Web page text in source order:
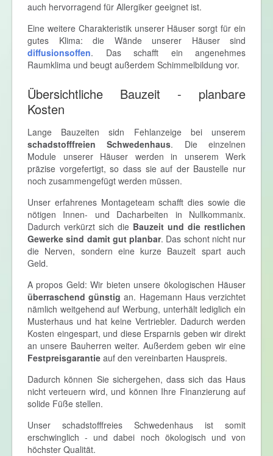
auch hervorragend für Allergiker geeignet ist.
Eine weitere Charakteristik unserer Häuser sorgt für ein
gutes Klima: die Wände unserer Häuser sind
diffusionsoffen. Das schafft ein angenehmes
Raumklima und beugt außerdem Schimmelbildung vor.
Übersichtliche Bauzeit - planbare
Kosten
Lange Bauzeiten sidn Fehlanzeige bei unserem
schadstofffreien Schwedenhaus. Die einzelnen
Module unserer Häuser werden in unserem Werk
präzise vorgefertigt, so dass sie auf der Baustelle nur
noch zusammengefügt werden müssen.
Unser erfahrenes Montageteam schafft dies sowie die
nötigen Innen- und Dacharbeiten in Nullkommanix.
Dadurch verkürzt sich die Bauzeit und die restlichen
Gewerke sind damit gut planbar. Das schont nicht nur
die Nerven, sondern eine kurze Bauzeit spart auch
Geld.
A propos Geld: Wir bieten unsere ökologischen Häuser
überraschend günstig an. Hagemann Haus verzichtet
nämlich weitgehend auf Werbung, unterhält lediglich ein
Musterhaus und hat keine Vertriebler. Dadurch werden
Kosten eingespart, und diese Ersparnis geben wir direkt
an unsere Bauherren weiter. Außerdem geben wir eine
Festpreisgarantie auf den vereinbarten Hauspreis.
Dadurch können Sie sichergehen, dass sich das Haus
nicht verteuern wird, und können Ihre Finanzierung auf
solide Füße stellen.
Unser schadstofffreies Schwedenhaus ist somit
erschwinglich - und dabei noch ökologisch und von
höchster Qualität.